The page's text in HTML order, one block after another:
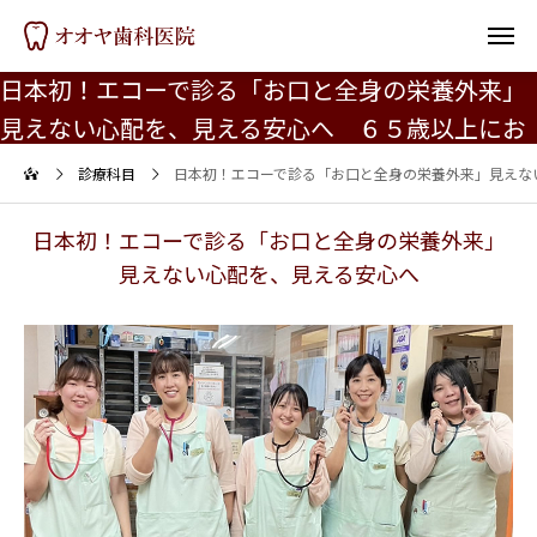
日本初！エコーで診る「お口と全身の栄養外来」
見えない心配を、見える安心へ ６５歳以上にお
勧め
診療科目 日本初！エコーで診る「お口と全身の栄養外来」見え
日本初！エコーで診る「お口と全身の栄養外来」
見えない心配を、見える安心へ